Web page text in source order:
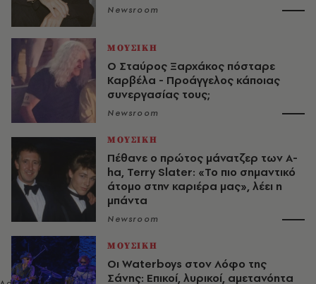
Newsroom
ΜΟΥΣΙΚΗ
Ο Σταύρος Ξαρχάκος πόσταρε
Καρβέλα - Προάγγελος κάποιας
συνεργασίας τους;
Newsroom
ΜΟΥΣΙΚΗ
Πέθανε ο πρώτος μάνατζερ των A-
ha, Terry Slater: «Το πιο σημαντικό
άτομο στην καριέρα μας», λέει η
μπάντα
Newsroom
ΜΟΥΣΙΚΗ
Οι Waterboys στον Λόφο της
Σάνης: Επικοί, λυρικοί, αμετανόητα